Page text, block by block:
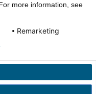
more information, see
Remarketing